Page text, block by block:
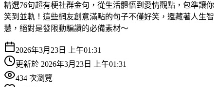
精選76句超有梗社群金句，從生活體悟到愛情觀點，包準讓你
笑到並軌！這些網友創意滿點的句子不僅好笑，還藏著人生智
慧，絕對是發限動騙讚的必備素材～
2026年3月23日 上午01:31
更新於 2026年3月23日 上午01:31
434 次瀏覽